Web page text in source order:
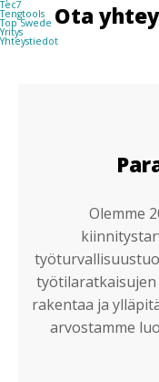
Tec7
Tengtools
Top Swede
Yritys
Yhteystiedot
Ota
Olemme
työtilaratkaisujen
rakentaa ja
arvostamme